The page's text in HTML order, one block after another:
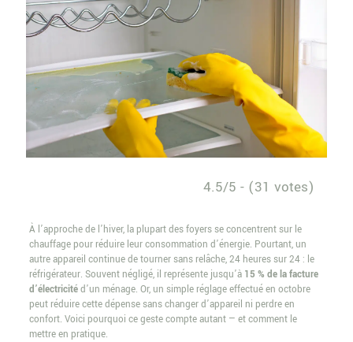
4.5/5 - (31 votes)
À l’approche de l’hiver, la plupart des foyers se concentrent sur le
chauffage pour réduire leur consommation d’énergie. Pourtant, un
autre appareil continue de tourner sans relâche, 24 heures sur 24 : le
réfrigérateur. Souvent négligé, il représente jusqu’à 15 % de la facture
d’électricitéd’un ménage. Or, un simple réglage effectué en octobre
peut réduire cette dépense sans changer d’appareil ni perdre en
confort. Voici pourquoi ce geste compte autant — et comment le
mettre en pratique.